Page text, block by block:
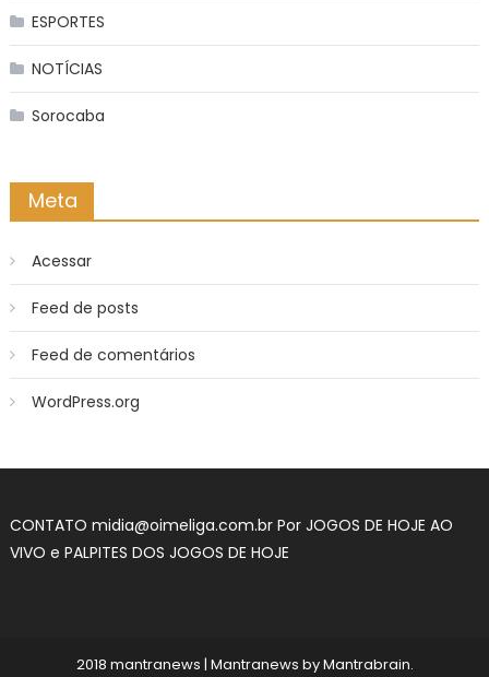
ESPORTES
NOTÍCIAS
Sorocaba
Meta
Acessar
Feed de posts
Feed de comentários
WordPress.org
CONTATO midia@oimeliga.com.brPor JOGOS DE HOJE AO
VIVO e PALPITES DOS JOGOS DE HOJE
2018 mantranews | Mantranews byMantrabrain.